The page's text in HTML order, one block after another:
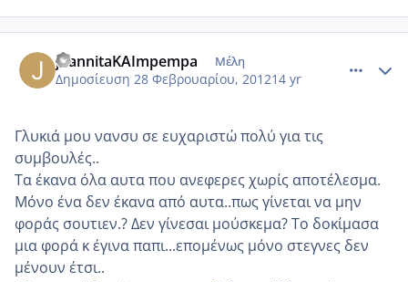
joannitaKAImpempa Μέλη
Δημοσίευση 28 Φεβρουαρίου, 201214 yr
Γλυκιά μου νανσυ σε ευχαριστώ πολύ για τις
συμβουλές..
Τα έκανα όλα αυτα που ανεφερες χωρίς αποτέλεσμα.
Μόνο ένα δεν έκανα από αυτα..πως γίνεται να μην
φοράς σουτιεν.? Δεν γίνεσαι μούσκεμα? Το δοκίμασα
μια φορά κ έγινα παπι...επομένως μόνο στεγνες δεν
μένουν έτσι..